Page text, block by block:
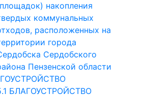
накопления
коммунальных
расположенных на
города
Сердобского
Пензенской области
БЛАГОУСТРОЙСТВО